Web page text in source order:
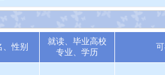
、性别
就读、毕业高校
专业、学历